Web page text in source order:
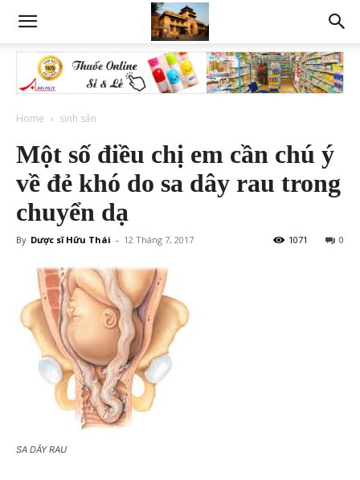
Home sinh sản
Một số điều chị em cần chú ý
về đẻ khó do sa dây rau trong
chuyển dạ
By Dược sĩ Hữu Thái - 12 Tháng 7, 2017 0
1071
SA DÂY RAU